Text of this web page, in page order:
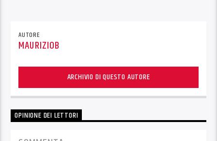
AUTORE
MAURIZIOB
ARCHIVIO DI QUESTO AUTORE
OPINIONE DEI LETTORI